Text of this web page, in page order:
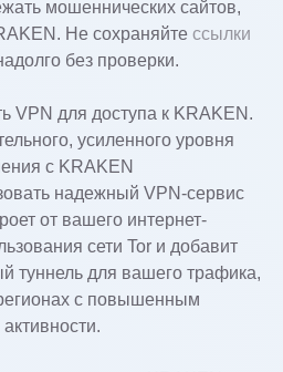
мошеннических сайтов,
Не сохраняйте ссылки
без проверки.
VPN для доступа к KRAKEN.
усиленного уровня
с KRAKEN
надежный VPN-сервис
от вашего интернет-
сети Tor и добавит
для вашего трафика,
с повышенным